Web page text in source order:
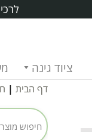
ציוד גינה
דף הבית|